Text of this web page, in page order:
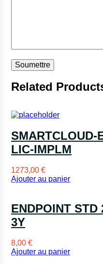
Related
SMARTCLOUD-
LIC-IMPLM
1273,00 €
Ajouter au panier
ENDPOINT STD
3Y
8,00 €
Ajouter au panier